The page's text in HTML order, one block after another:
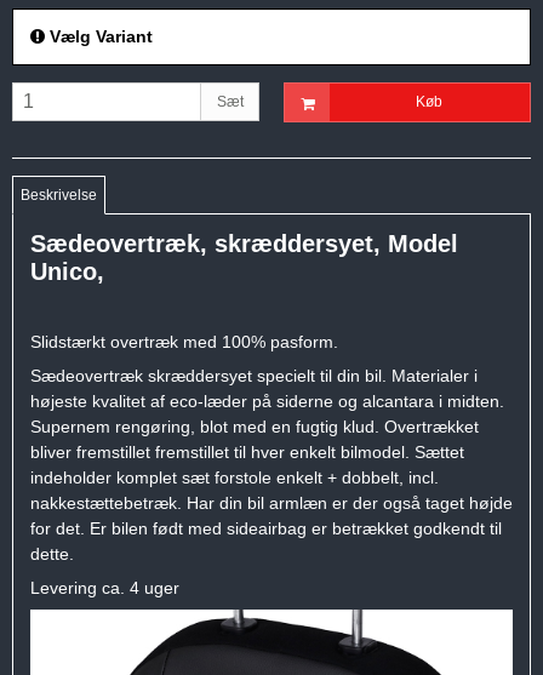
Vælg Variant
Sæt Køb
Beskrivelse
Sædeovertræk, skræddersyet, Model
Unico,
Slidstærkt overtræk med 100% pasform.
Sædeovertræk skræddersyet specielt til din bil. Materialer i
højeste kvalitet af eco-læder på siderne og alcantara i midten.
Supernem rengøring, blot med en fugtig klud. Overtrækket
bliver fremstillet fremstillet til hver enkelt bilmodel. Sættet
indeholder komplet sæt forstole enkelt + dobbelt, incl.
nakkestættebetræk. Har din bil armlæn er der også taget højde
for det. Er bilen født med sideairbag er betrækket godkendt til
dette.
Levering ca. 4 uger